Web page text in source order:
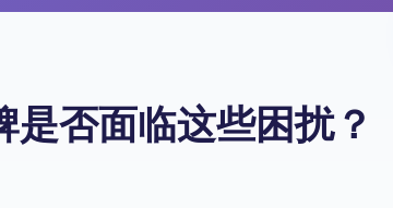
否面临这些困扰？